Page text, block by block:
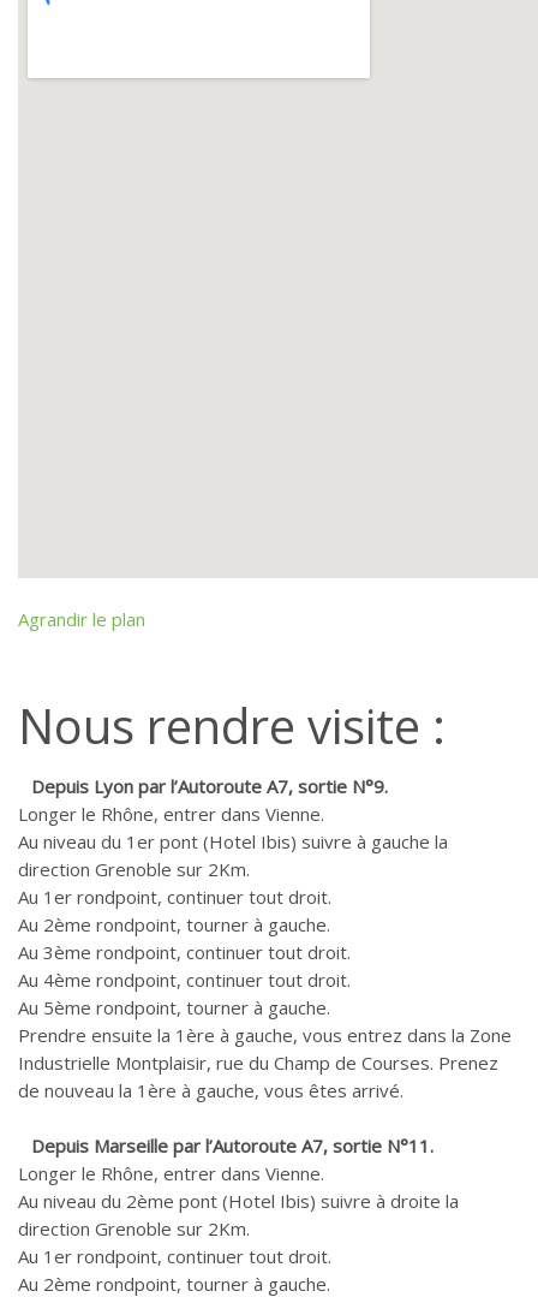
Agrandir le plan
Nous rendre visite :
Depuis Lyon par l’Autoroute A7, sortie N°9.
Longer le Rhône, entrer dans Vienne.
Au niveau du 1er pont (Hotel Ibis) suivre à gauche la
direction Grenoble sur 2Km.
Au 1er rondpoint, continuer tout droit.
Au 2ème rondpoint, tourner à gauche.
Au 3ème rondpoint, continuer tout droit.
Au 4ème rondpoint, continuer tout droit.
Au 5ème rondpoint, tourner à gauche.
Prendre ensuite la 1ère à gauche, vous entrez dans la Zone
Industrielle Montplaisir, rue du Champ de Courses. Prenez
de nouveau la 1ère à gauche, vous êtes arrivé.
Depuis Marseille par l’Autoroute A7, sortie N°11.
Longer le Rhône, entrer dans Vienne.
Au niveau du 2ème pont (Hotel Ibis) suivre à droite la
direction Grenoble sur 2Km.
Au 1er rondpoint, continuer tout droit.
Au 2ème rondpoint, tourner à gauche.